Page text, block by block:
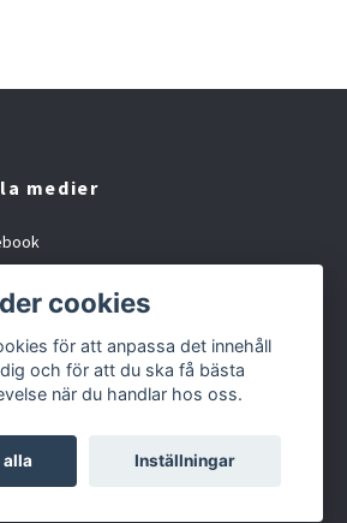
medier
cookies
för att anpassa det innehåll
och för att du ska få bästa
när du handlar hos oss.
alla Inställningar